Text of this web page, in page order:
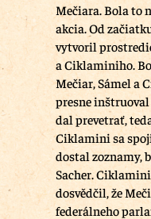
Mečiara. Bola to
akcia. Od
vytvoril
a Ciklaminiho.
Mečiar, Sámel a
presne
dal prevetrať,
Ciklamini sa
dostal zoznamy,
Sacher.
dosvědčil, že
federálneho